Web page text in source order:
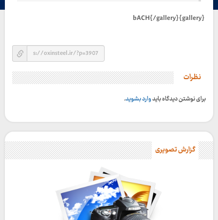
{gallery}bACH{/gallery}
نظرات
برای نوشتن دیدگاه بایدوارد بشوید.
گزارش تصویری